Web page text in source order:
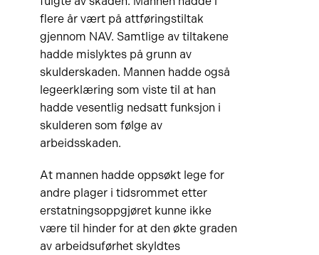
flere år vært på attføringstiltak
gjennom NAV. Samtlige av tiltakene
hadde mislyktes på grunn av
skulderskaden. Mannen hadde også
legeerklæring som viste til at han
hadde vesentlig nedsatt funksjon i
skulderen som følge av
arbeidsskaden.
At mannen hadde oppsøkt lege for
andre plager i tidsrommet etter
erstatningsoppgjøret kunne ikke
være til hinder for at den økte graden
av arbeidsuførhet skyldtes